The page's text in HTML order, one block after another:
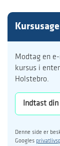
Modtag en
kursus i
Holstebro.
Denne side er
Googles